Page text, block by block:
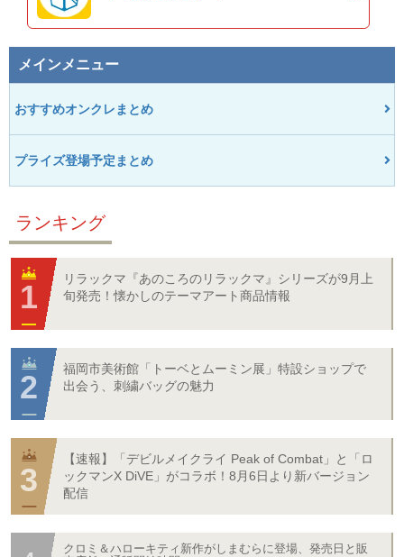
メインメニュー
おすすめオンクレまとめ
プライズ登場予定まとめ
ランキング
リラックマ『あのころのリラックマ』シリーズが9月上
旬発売！懐かしのテーマアート商品情報
福岡市美術館「トーベとムーミン展」特設ショップで
出会う、刺繍バッグの魅力
【速報】「デビルメイクライ Peak of Combat」と「ロ
ックマンX DiVE」がコラボ！8月6日より新バージョン
配信
クロミ＆ハローキティ新作がしまむらに登場、発売日と販